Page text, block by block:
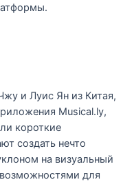
и Луис Ян из Китая,
Musical.ly,
короткие
создать нечто
на визуальный
для